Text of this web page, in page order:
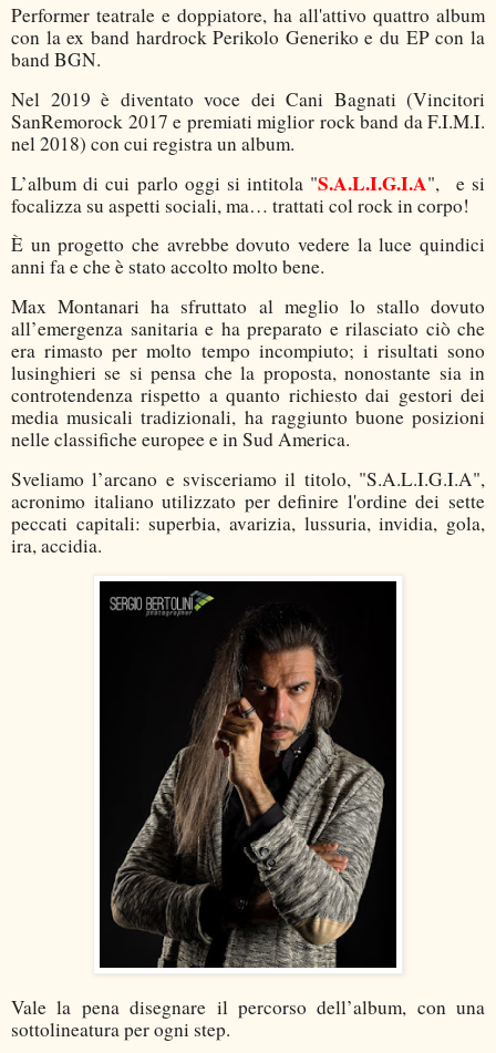
Performer teatrale e doppiatore, ha all'attivo quattro album
con la ex band hardrock Perikolo Generiko e du EP con la
band BGN.
Nel 2019 è diventato voce dei Cani Bagnati (Vincitori
SanRemorock 2017 e premiati miglior rock band da F.I.M.I.
nel 2018) con cui registra un album.
L’album di cui parlo oggi si intitola "S.A.L.I.G.I.A", e si
focalizza su aspetti sociali, ma… trattati col rock in corpo!
È un progetto che avrebbe dovuto vedere la luce quindici
anni fa e che è stato accolto molto bene.
Max Montanari ha sfruttato al meglio lo stallo dovuto
all’emergenza sanitaria e ha preparato e rilasciato ciò che
era rimasto per molto tempo incompiuto; i risultati sono
lusinghieri se si pensa che la proposta, nonostante sia in
controtendenza rispetto a quanto richiesto dai gestori dei
media musicali tradizionali, ha raggiunto buone posizioni
nelle classifiche europee e in Sud America.
Sveliamo l’arcano e svisceriamo il titolo, "S.A.L.I.G.I.A",
acronimo italiano utilizzato per definire l'ordine dei sette
peccati capitali: superbia, avarizia, lussuria, invidia, gola,
ira, accidia.
Vale la pena disegnare il percorso dell’album, con una
sottolineatura per ogni step.